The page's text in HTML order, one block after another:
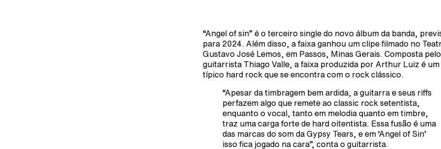
“Angel of sin” é o terceiro single do novo álbum da banda,
para 2024. Além disso, a faixa ganhou um clipe filmado no
Gustavo José Lemos, em Passos, Minas Gerais. Composta pelo
guitarrista Thiago Valle, a faixa produzida por Arthur Luiz é um
típico hard rock que se encontra com o rock clássico.
“Apesar da timbragem bem ardida, a guitarra e seus riffs
perfazem algo que remete ao classic rock setentista,
enquanto o vocal, tanto em melodia quanto em timbre,
traz uma carga forte de hard oitentista. Essa fusão é uma
das marcas do som da Gypsy Tears, e em ‘Angel of Sin’
isso fica jogado na cara”, conta o guitarrista.